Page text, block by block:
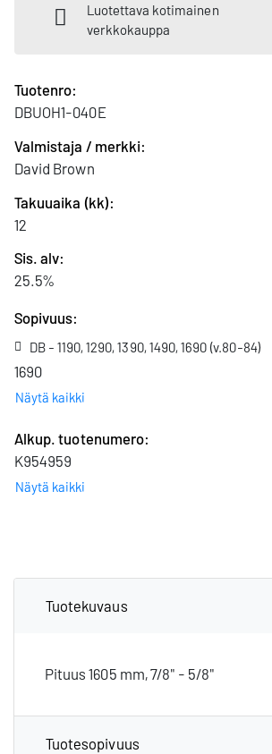
Luotettava kotimainen
verkkokauppa
Tuotenro:
DBUOH1-040E
Valmistaja / merkki:
David Brown
Takuuaika (kk):
12
Sis. alv:
25.5%
Sopivuus:
DB - 1190, 1290, 1390, 1490, 1690 (v.80-84)
1690
Näytä kaikki
Alkup. tuote­numero:
K954959
Näytä kaikki
Tuotekuvaus
Pituus 1605 mm, 7/8" - 5/8"
Tuotesopivuus